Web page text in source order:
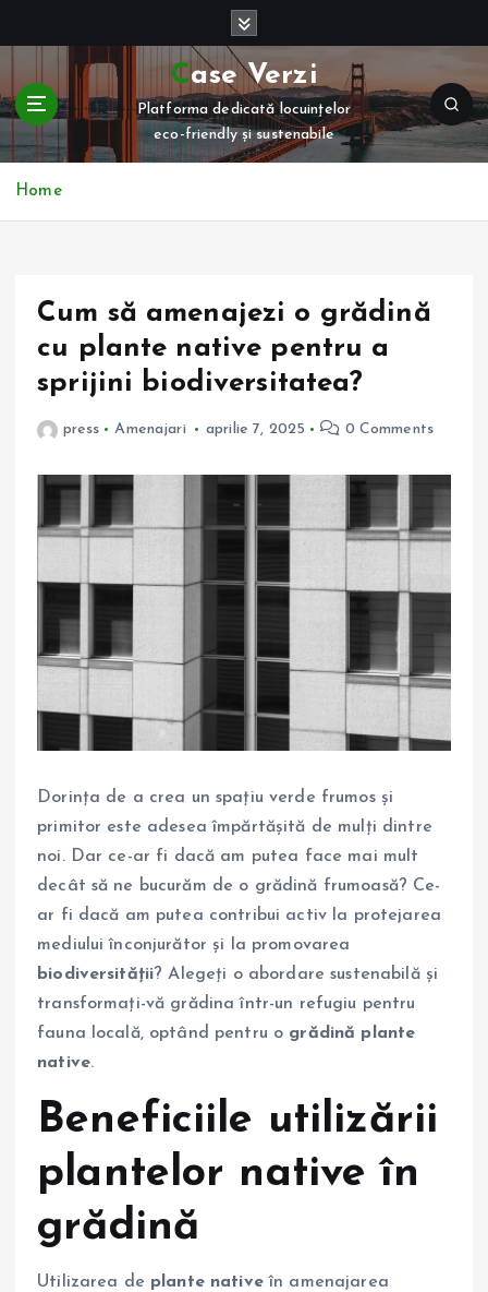
t
c
Case Verzi
Platforma dedicată locuințelor
eco-friendly și sustenabile
Home
Cum să amenajezi o grădină
cu plante native pentru a
sprijini biodiversitatea?
press Amenajari aprilie 7, 2025 0 Comments
Dorința de a crea un spațiu verde frumos și
primitor este adesea împărtășită de mulți dintre
noi. Dar ce-ar fi dacă am putea face mai mult
decât să ne bucurăm de o grădină frumoasă? Ce-
ar fi dacă am putea contribui activ la protejarea
mediului înconjurător și la promovarea
biodiversității? Alegeți o abordare sustenabilă și
transformați-vă grădina într-un refugiu pentru
fauna locală, optând pentru o grădină plante
native.
Beneficiile utilizării
plantelor native în
grădină
Utilizarea de plante nativeîn amenajarea